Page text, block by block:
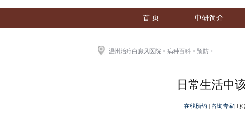
首 页 中研简介
温州治疗白癜风医院 > 病种百科 > 预防 >
日常生活中
在线预约 咨询专家